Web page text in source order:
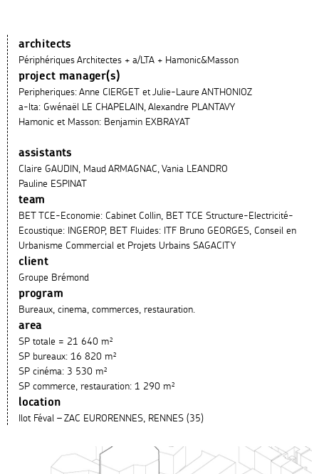
architects
Périphériques Architectes + a/LTA + Hamonic&Masson
project manager(s)
Peripheriques: Anne ClERGET et Julie-Laure ANTHONIOZ
a-lta: Gwénaël LE CHAPELAIN, Alexandre PLANTAVY
Hamonic et Masson: Benjamin EXBRAYAT
assistants
Claire GAUDIN, Maud ARMAGNAC, Vania LEANDRO
Pauline ESPINAT
team
BET TCE-Economie: Cabinet Collin, BET TCE Structure-Electricité-
Ecoustique: INGEROP, BET Fluides: ITF Bruno GEORGES, Conseil en
Urbanisme Commercial et Projets Urbains SAGACITY
client
Groupe Brémond
program
Bureaux, cinema, commerces, restauration.
area
SP totale = 21 640 m²
SP bureaux: 16 820 m²
SP cinéma: 3 530 m²
SP commerce, restauration: 1 290 m²
location
Ilot Féval – ZAC EURORENNES, RENNES (35)